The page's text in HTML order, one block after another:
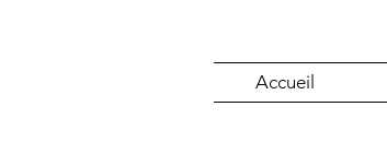
Accueil